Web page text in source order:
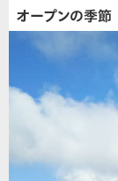
オープンの季節